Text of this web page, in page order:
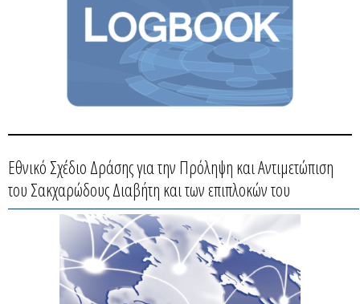
Εθνικό Σχέδιο Δράσης για την Πρόληψη και Αντιμετώπιση
του Σακχαρώδους Διαβήτη και των επιπλοκών του